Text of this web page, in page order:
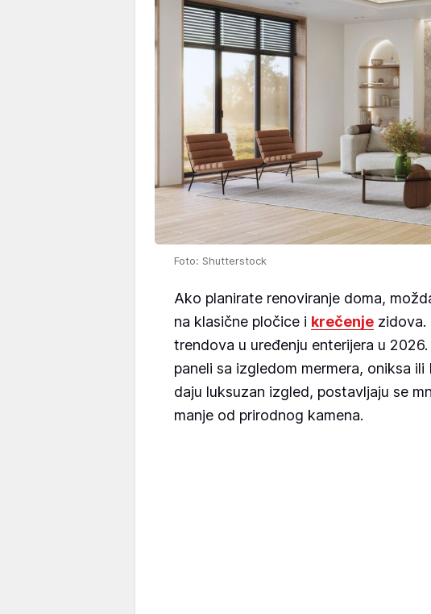
Foto: Shutterstock
Ako planirate renoviranje doma,
na klasične pločice i krečenje zidova.
trendova u uređenju enterijera u
paneli sa izgledom mermera, oniksa
daju luksuzan izgled, postavljaju se
manje od prirodnog kamena.